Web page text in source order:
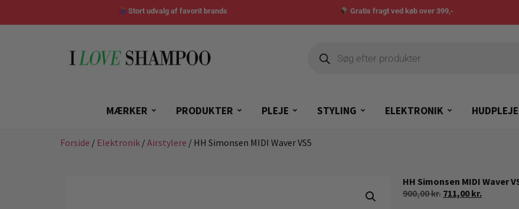
Stort udvalg af favorit brands Gratis fragt ved køb over 399,-
MÆRKER PRODUKTER PLEJE STYLING ELEKTRONIK HUDPLEJE
Forside / Elektronik /Airstylere / HH Simonsen MIDI Waver VS5
HH Simonsen MIDI Waver
900,00kr. 711,00kr.